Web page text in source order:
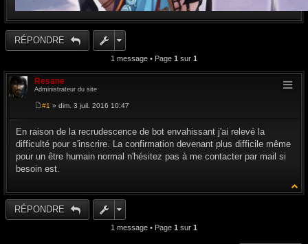
RÉPONDRE
1 message • Page 1 sur 1
Resane
Administrateur du site
s
a
e
#1 » dim. 3 juil. 2016 10:47
En raison de la recrudescence de bot envahissant j'ai relevé la
difficulté pour s'inscrire. La confirmation devenant plus difficile même
pour un être humain normal n'hésitez pas à me contacter par mail si
besoin est.
RÉPONDRE
1 message • Page 1 sur 1